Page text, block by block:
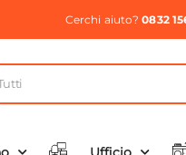
Cerchi aiuto?0832